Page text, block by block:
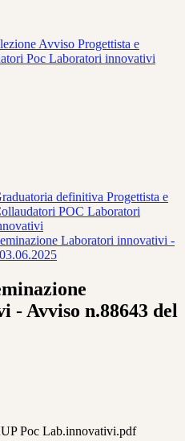
Avviso Progettista e
Poc Laboratori innovativi
definitiva Progettista e
POC Laboratori
Laboratori innovativi -
Avviso n.88643 del
Poc Lab.innovativi.pdf